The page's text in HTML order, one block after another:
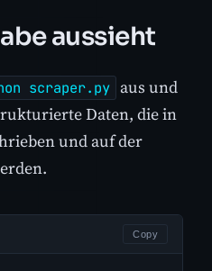
aussieht
scraper.py aus und
Daten, die in
und auf der
Copy